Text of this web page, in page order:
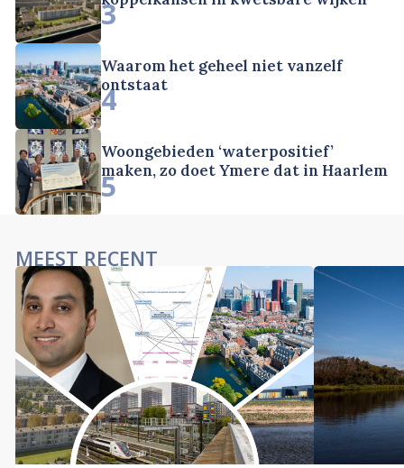
3
Waarom het geheel niet vanzelf
ontstaat
4
Woongebieden ‘waterpositief’
maken, zo doet Ymere dat in Haarlem
5
MEEST RECENT